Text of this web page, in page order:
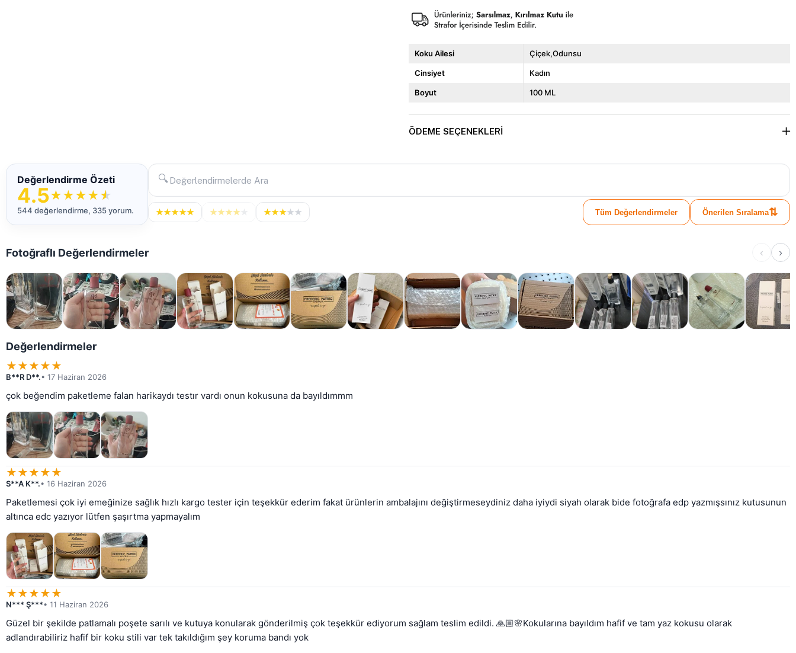
Koku Ailesi Çiçek,Odunsu
Cinsiyet Kadın
Boyut 100 ML
ÖDEME SEÇENEKLERI
Değerlendirme Özeti
4.5★★★★★
544 değerlendirme, 335 yorum.
🔍
★★★★★ ★★★★ ★★★★★ Tüm Değerlendirmeler Önerilen Sıralama⇅
Fotoğraflı Değerlendirmeler ‹ ›
Değerlendirmeler
★★★★★
B**R D**.• 17 Haziran 2026
çok beğendim paketleme falan harikaydı testır vardı onun kokusuna da bayıldımmm
★★★★★
S**A K**.• 16 Haziran 2026
Paketlemesi çok iyi emeğinize sağlık hızlı kargo tester için teşekkür ederim fakat ürünlerin ambalajını değiştirmeseydiniz daha iyiydi siyah olarak bide fotoğrafa edp yazmışsınız kutusunun
altınca edc yazıyor lütfen şaşırtma yapmayalım
★★★★★
N*** Ş***• 11 Haziran 2026
Güzel bir şekilde patlamalı poşete sarılı ve kutuya konularak gönderilmiş çok teşekkür ediyorum sağlam teslim edildi. 🙏🏼🌸Kokularına bayıldım hafif ve tam yaz kokusu olarak
adlandırabiliriz hafif bir koku stili var tek takıldığım şey koruma bandı yok